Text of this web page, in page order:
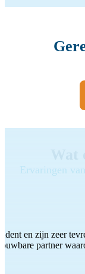
Ervaringen
en zijn zeer
partner